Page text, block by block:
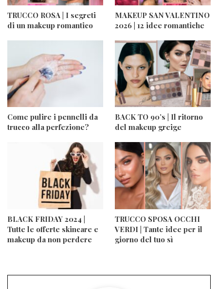
TRUCCO ROSA | I segreti
di un makeup romantico
MAKEUP SAN VALENTINO
2026 | 12 idee romantiche
Come pulire i pennelli da
trucco alla perfezione?
BACK TO 90’s | Il ritorno
del makeup greige
BLACK FRIDAY 2024 |
Tutte le offerte skincare e
makeup da non perdere
TRUCCO SPOSA OCCHI
VERDI | Tante idee per il
giorno del tuo sì